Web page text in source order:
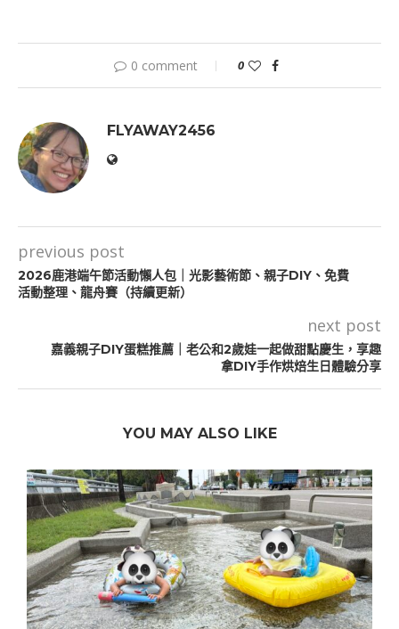
0 comment 0
FLYAWAY2456
previous post
2026鹿港端午節活動懶人包｜光影藝術節、親子DIY、免費
活動整理、龍舟賽（持續更新）
next post
嘉義親子DIY蛋糕推薦｜老公和2歲娃一起做甜點慶生，享趣
拿DIY手作烘焙生日體驗分享
YOU MAY ALSO LIKE